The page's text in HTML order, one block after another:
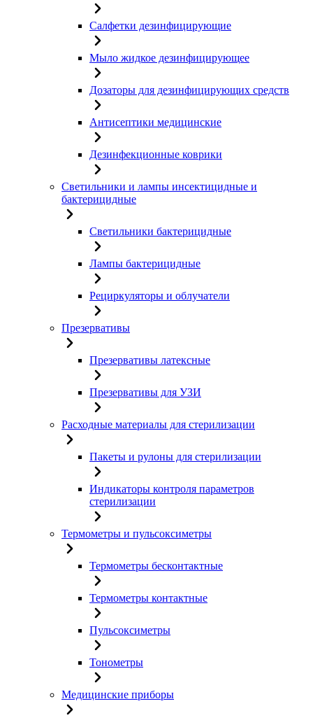
Салфетки дезинфицирующие
Мыло жидкое дезинфицирующее
Дозаторы для дезинфицирующих средств
Антисептики медицинские
Дезинфекционные коврики
Светильники и лампы инсектицидные и
бактерицидные
Светильники бактерицидные
Лампы бактерицидные
Рециркуляторы и облучатели
Презервативы
Презервативы латексные
Презервативы для УЗИ
Расходные материалы для стерилизации
Пакеты и рулоны для стерилизации
Индикаторы контроля параметров
стерилизации
Термометры и пульсоксиметры
Термометры бесконтактные
Термометры контактные
Пульсоксиметры
Тонометры
Медицинские приборы